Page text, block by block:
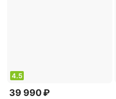
4.5
39 990 ₽